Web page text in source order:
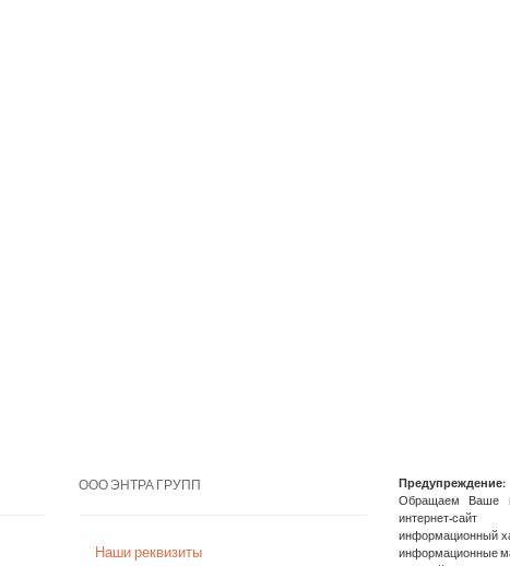
ООО ЭНТРА ГРУПП
Наши реквизиты
Предупреждение:
Обращаем Ваше
интернет-
информационный
информационные